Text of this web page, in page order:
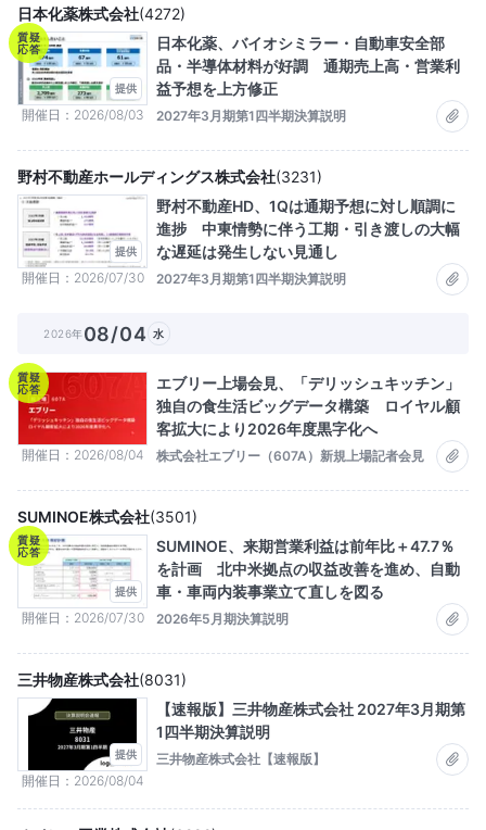
質疑
応答
提供
開催日 2026/08/03
日本化薬株式会社(4272)
日本化薬、バイオシミラー・自動車安全部
品・半導体材料が好調 通期売上高・営業利
益予想を上方修正
2027年3月期第1四半期決算説明
提供
開催日 2026/07/30
野村不動産ホールディングス株式会社(3231)
野村不動産HD、1Qは通期予想に対し順調に
進捗 中東情勢に伴う工期・引き渡しの大幅
な遅延は発生しない見通し
2027年3月期第1四半期決算説明
2026年08/04 水
質疑
応答
開催日 2026/08/04
エブリー上場会見、「デリッシュキッチン」
独自の食生活ビッグデータ構築 ロイヤル顧
客拡大により2026年度黒字化へ
株式会社エブリー（607A）新規上場記者会見
質疑
応答
提供
開催日 2026/07/30
SUMINOE株式会社(3501)
SUMINOE、来期営業利益は前年比＋47.7％
を計画 北中米拠点の収益改善を進め、自動
車・車両内装事業立て直しを図る
2026年5月期決算説明
提供
開催日 2026/08/04
三井物産株式会社(8031)
【速報版】三井物産株式会社 2027年3月期第
1四半期決算説明
三井物産株式会社【速報版】